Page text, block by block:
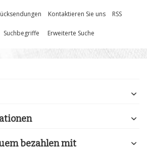
Kontaktieren Sie uns RSS
Suchbegriffe Erweiterte Suche
bezahlen mit